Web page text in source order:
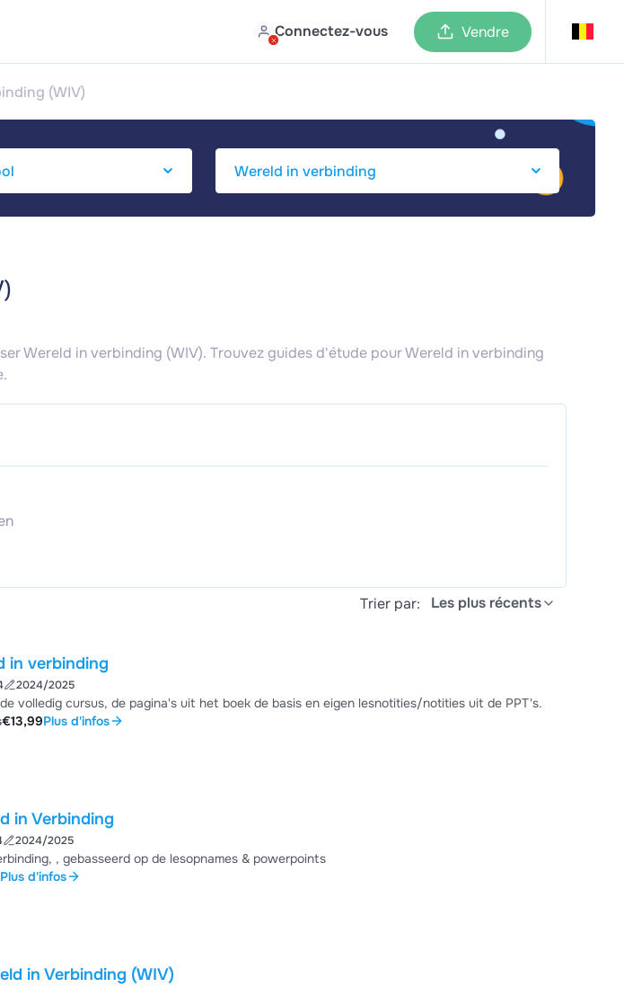
Connectez-vous Vendre
(WIV)
Wereld in verbinding (WIV). Trouvez guides d'étude pour Wereld in verbinding
Trier par: Les plus récents
in verbinding
2024/2025
volledig cursus, de pagina's uit het boek de basis en eigen lesnotities/notities uit de PPT's.
€13,99Plus d'infos
in Verbinding
2024/2025
, gebasseerd op de lesopnames & powerpoints
Plus d'infos
- Wereld in Verbinding (WIV)